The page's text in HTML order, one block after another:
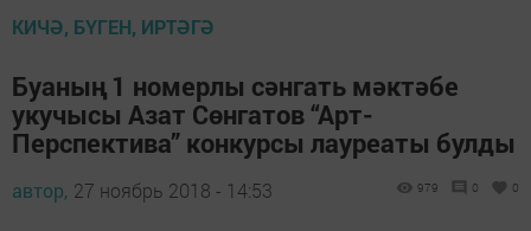
КИЧӘ, БҮГЕН, ИРТӘГӘ
Буаның 1 номерлы сәнгать мәктәбе
укучысы Азат Сөнгатов “Арт-
Перспектива” конкурсы лауреаты булды
автор, 27 ноябрь 2018 - 14:53 979 0 0